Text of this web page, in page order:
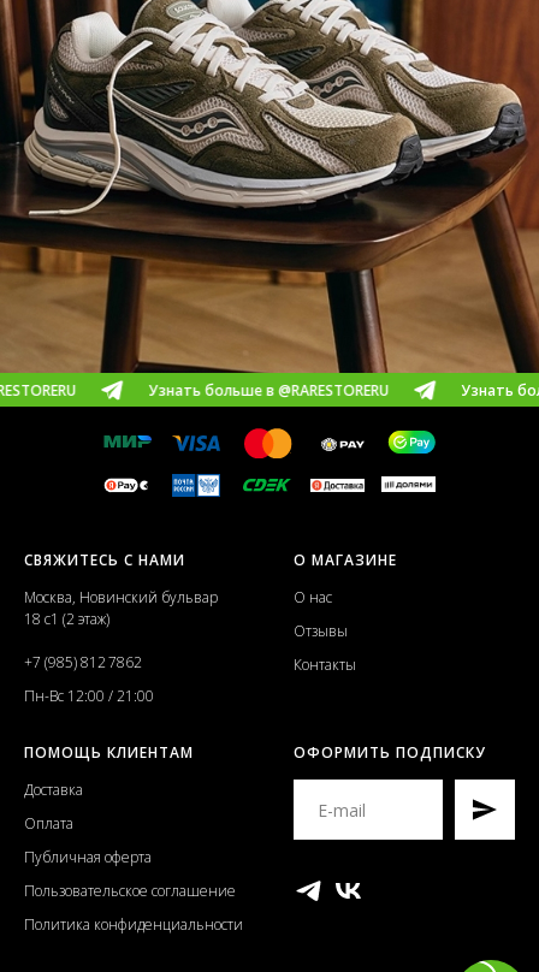
Узнать больше в @RARESTORERU Узнать больше в
СВЯЖИТЕСЬ С НАМИ
Москва, Новинский бульвар
18 с1 (2 этаж)
+7 (985) 812 7862
Пн-Вс 12:00 / 21:00
О МАГАЗИНЕ
О нас
Отзывы
Контакты
ПОМОЩЬ КЛИЕНТАМ
Доставка
Оплата
Публичная оферта
Пользовательское соглашение
Политика конфиденциальности
ОФОРМИТЬ ПОДПИСКУ